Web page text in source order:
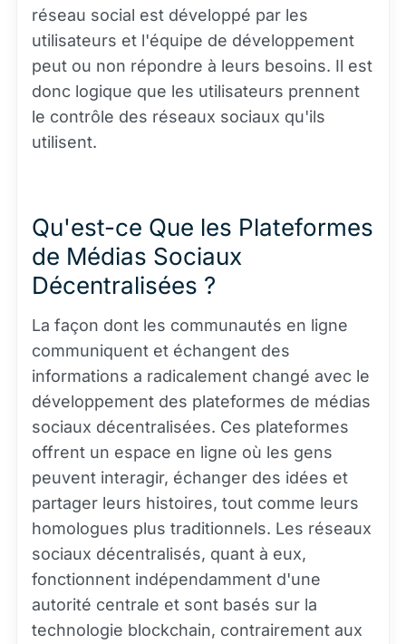
réseau social est développé par les
utilisateurs et l'équipe de développement
peut ou non répondre à leurs besoins. Il est
donc logique que les utilisateurs prennent
le contrôle des réseaux sociaux qu'ils
utilisent.
Qu'est-ce Que les Plateformes
de Médias Sociaux
Décentralisées ?
La façon dont les communautés en ligne
communiquent et échangent des
informations a radicalement changé avec le
développement des plateformes de médias
sociaux décentralisées. Ces plateformes
offrent un espace en ligne où les gens
peuvent interagir, échanger des idées et
partager leurs histoires, tout comme leurs
homologues plus traditionnels. Les réseaux
sociaux décentralisés, quant à eux,
fonctionnent indépendamment d'une
autorité centrale et sont basés sur la
technologie blockchain, contrairement aux